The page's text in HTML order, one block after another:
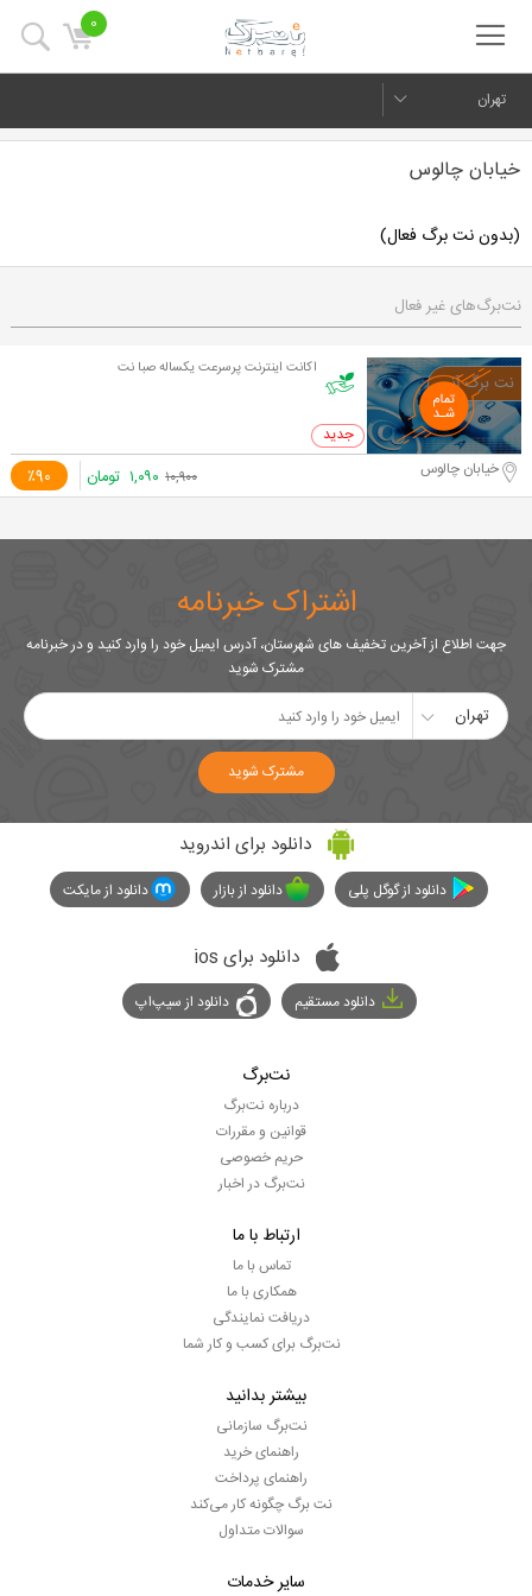
0
تهران
خیابان چالوس
(بدون نت برگ فعال)
نت‌برگ‌های غیر فعال
اکانت اینترنت پرسرعت یکساله صبا نت
0 خرید
٪90 خیابان چالوس ۱۰,۹۰۰ ۱,۰۹۰ تومان
اشتراک خبرنامه
جهت اطلاع از آخرین تخفیف های شهرستان، آدرس ایمیل خود را وارد کنید و در خبرنامه
مشترک شوید
تهران
مشترک شوید
دانلود برای اندروید
دانلود از گوگل پلی دانلود از بازار دانلود از مایکت
دانلود برای ios
دانلود مستقیم دانلود از سیپ‌اپ
نت‌برگ
درباره نت‌برگ
قوانین و مقررات
حریم خصوصی
نت‌برگ در اخبار
ارتباط با ما
تماس با ما
همکاری با ما
دریافت نمایندگی
نت‌برگ برای کسب و کار شما
بیشتر بدانید
نت‌برگ سازمانی
راهنمای خرید
راهنمای پرداخت
نت برگ چگونه کار می‌کند
سوالات متداول
سایر خدمات